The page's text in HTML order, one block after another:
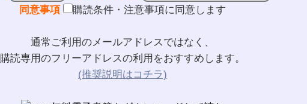
同意事項
購読条件・注意事項に同意します
通常ご利用のメールアドレスではなく、
購読専用のフリーアドレスの利用をおすすめします。
(推奨説明はコチラ)